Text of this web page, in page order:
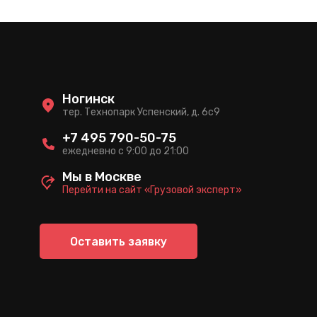
Оставить заявку
тер. Технопарк Успенский, д. 6c9
Ногинск
ежедневно с 9:00 до 21:00
+7 495 790-50-75
Перейти на сайт «Грузовой эксперт»
Мы в Москве